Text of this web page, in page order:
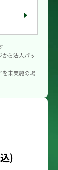
ら法人パッ
を未実施の場
)